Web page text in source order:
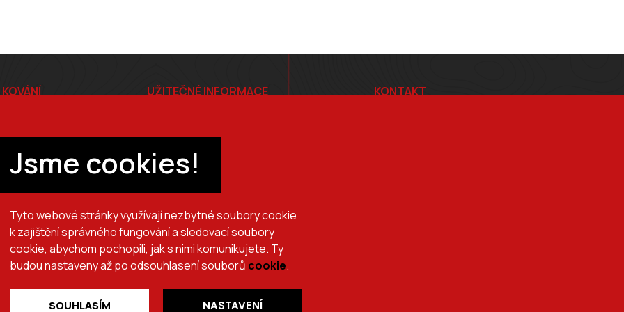
Jsme cookies!
Tyto webové stránky využívají nezbytné soubory cookie
k zajištění správného fungování a sledovací soubory
cookie, abychom pochopili, jak s nimi komunikujete. Ty
budou nastaveny až po odsouhlasení souborů cookie.
NASTAVENÍ
SOUHLASÍM
UŽITEČNÉ INFORMACE
Ceník
Ochrana osobních údajů
KONTAKT
+420 725 510 044
obchod@brslik.cz